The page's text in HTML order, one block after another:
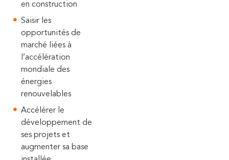
en construction
Saisir les
opportunités de
marché liées à
l’accélération
mondiale des
énergies
renouvelables
Accélérer le
développement de
ses projets et
augmenter sa base